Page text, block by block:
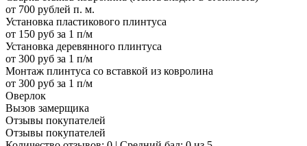
от 700 рублей п. м.
Установка пластикового плинтуса
от 150 руб за 1 п/м
Установка деревянного плинтуса
от 300 руб за 1 п/м
Монтаж плинтуса со вставкой из ковролина
от 300 руб за 1 п/м
Оверлок
Вызов замерщика
Отзывы покупателей
Отзывы покупателей